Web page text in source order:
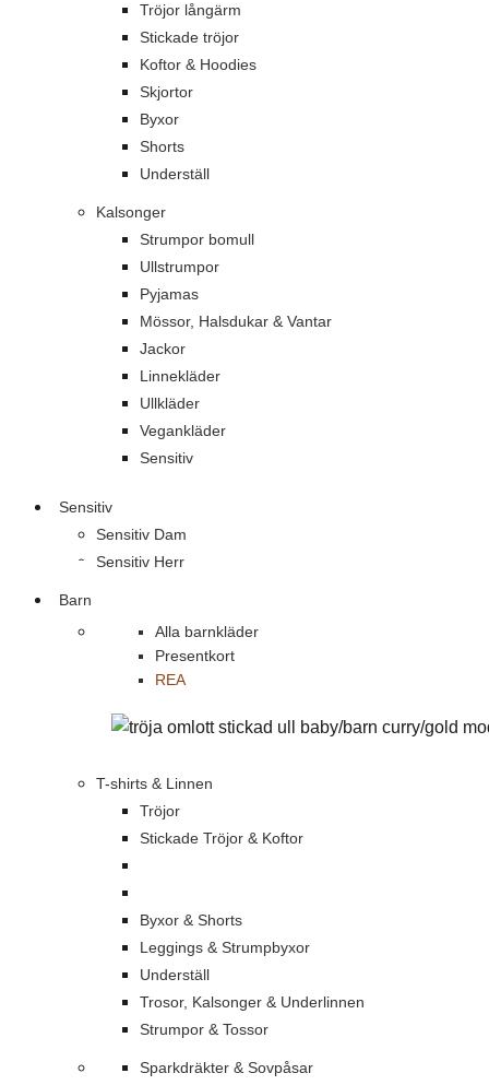
Tröjor långärm
Stickade tröjor
Koftor & Hoodies
Skjortor
Byxor
Shorts
Underställ
Kalsonger
Strumpor bomull
Ullstrumpor
Pyjamas
Mössor, Halsdukar & Vantar
Jackor
Linnekläder
Ullkläder
Vegankläder
Sensitiv
Sensitiv
Sensitiv Dam
Sensitiv Herr
Barn
Alla barnkläder
Presentkort
REA
T-shirts & Linnen
Tröjor
Stickade Tröjor & Koftor
Byxor & Shorts
Leggings & Strumpbyxor
Underställ
Trosor, Kalsonger & Underlinnen
Strumpor & Tossor
Sparkdräkter & Sovpåsar